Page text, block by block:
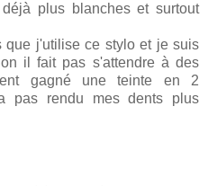
plus blanches et surtout
j'utilise ce stylo et je suis
il fait pas s'attendre à des
gagné une teinte en 2
pas rendu mes dents plus